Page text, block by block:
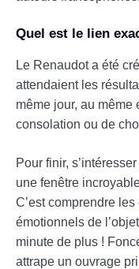
Quel est le lien
Le Renaudot a été
attendaient les
même jour, au même
consolation ou de
Pour finir,
une fenêtre
C’est comprendre
émotionnels de
minute de plus !
attrape un ouvrage